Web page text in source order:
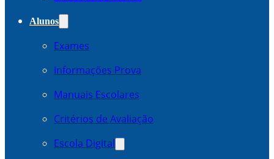
Alunos
Exames
Informações Prova
Manuais Escolares
Critérios de Avaliação
Escola Digital